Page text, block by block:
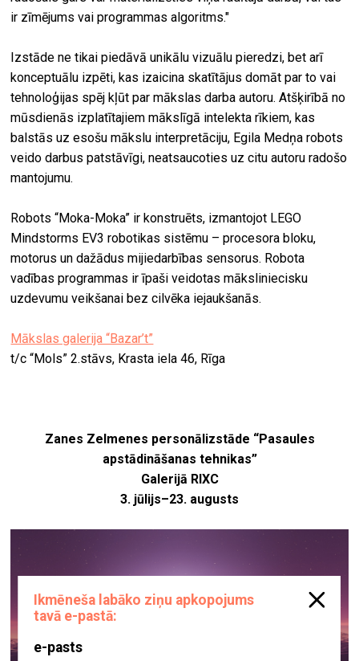
ir zīmējums vai programmas algoritms."
Izstāde ne tikai piedāvā unikālu vizuālu pieredzi, bet arī
konceptuālu izpēti, kas izaicina skatītājus domāt par to vai
tehnoloģijas spēj kļūt par mākslas darba autoru. Atšķirībā no
mūsdienās izplatītajiem mākslīgā intelekta rīkiem, kas
balstās uz esošu mākslu interpretāciju, Egila Medņa robots
veido darbus patstāvīgi, neatsaucoties uz citu autoru radošo
mantojumu.
Robots “Moka-Moka” ir konstruēts, izmantojot LEGO
Mindstorms EV3 robotikas sistēmu – procesora bloku,
motorus un dažādus mijiedarbības sensorus. Robota
vadības programmas ir īpaši veidotas māksliniecisku
uzdevumu veikšanai bez cilvēka iejaukšanās.
Mākslas galerija “Bazar’t”
t/c “Mols” 2.stāvs, Krasta iela 46, Rīga
Zanes Zelmenes personālizstāde “Pasaules
apstādināšanas tehnikas”
Galerijā RIXC
3. jūlijs–23. augusts